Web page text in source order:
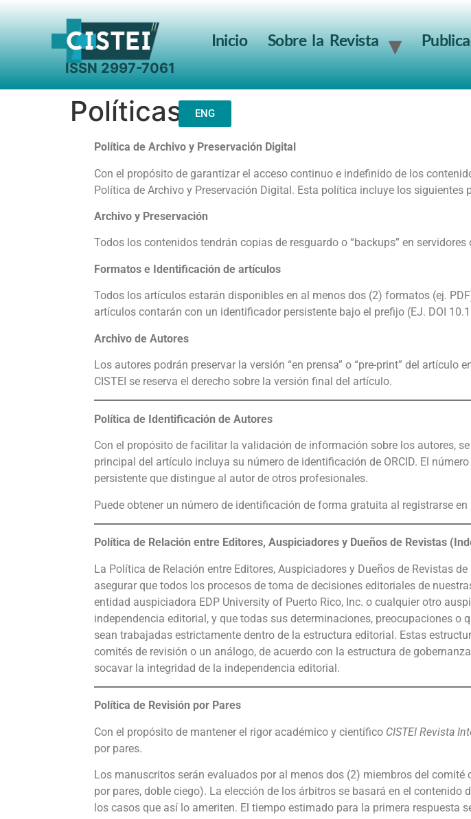
Inicio Sobre la Revista
Políticas ENG
Política de Archivo y Preservación Digital
Con el propósito de garantizar el acceso continuo e indefinido de los
Política de Archivo y Preservación Digital. Esta política incluye los siguientes
Archivo y Preservación
Todos los contenidos tendrán copias de resguardo o “backups” en
Formatos e Identificación de artículos
Todos los artículos estarán disponibles en al menos dos (2) formatos (ej.
artículos contarán con un identificador persistente bajo el prefijo (EJ. DOI
Archivo de Autores
Los autores podrán preservar la versión “en prensa” o “pre-print” del
CISTEI se reserva el derecho sobre la versión final del artículo.
Política de Identificación de Autores
Con el propósito de facilitar la validación de información sobre los autores,
principal del artículo incluya su número de identificación de ORCID. El
persistente que distingue al autor de otros profesionales.
Puede obtener un número de identificación de forma gratuita al registrarse
Política de Relación entre Editores, Auspiciadores y Dueños de Revistas
La Política de Relación entre Editores, Auspiciadores y Dueños de Revistas de
asegurar que todos los procesos de toma de decisiones editoriales de
entidad auspiciadora EDP University of Puerto Rico, Inc. o cualquier otro
independencia editorial, y que todas sus determinaciones, preocupaciones
sean trabajadas estrictamente dentro de la estructura editorial. Estas
comités de revisión o un análogo, de acuerdo con la estructura de
socavar la integridad de la independencia editorial.
Política de Revisión por Pares
Con el propósito de mantener el rigor académico y científico CISTEI Revista
por pares.
Los manuscritos serán evaluados por al menos dos (2) miembros del
por pares, doble ciego). La elección de los árbitros se basará en el
los casos que así lo ameriten. El tiempo estimado para la primera respuesta